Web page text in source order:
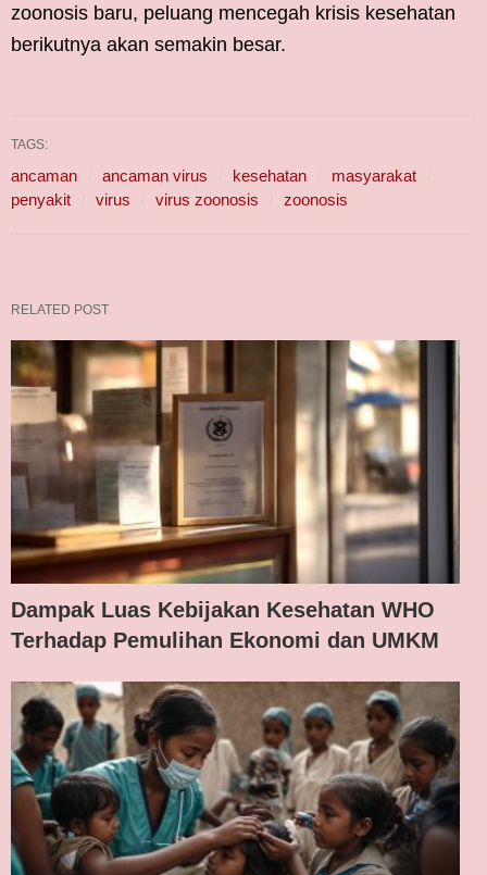
zoonosis baru, peluang mencegah krisis kesehatan
berikutnya akan semakin besar.
TAGS:
ancaman ancaman virus kesehatan
masyarakat
penyakit
virus virus zoonosis zoonosis
RELATED POST
Dampak Luas Kebijakan Kesehatan WHO
Terhadap Pemulihan Ekonomi dan UMKM